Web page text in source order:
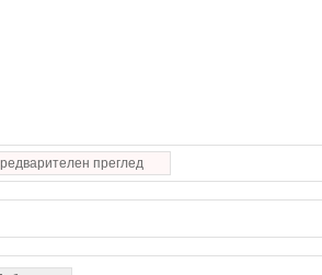
преглед